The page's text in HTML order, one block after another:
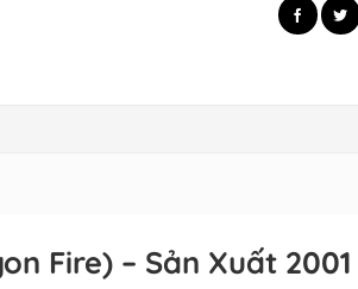
Fire) – Sản Xuất